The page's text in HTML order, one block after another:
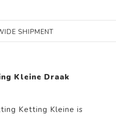
SHIPMENT
Kleine Draak
Ketting Kleine is